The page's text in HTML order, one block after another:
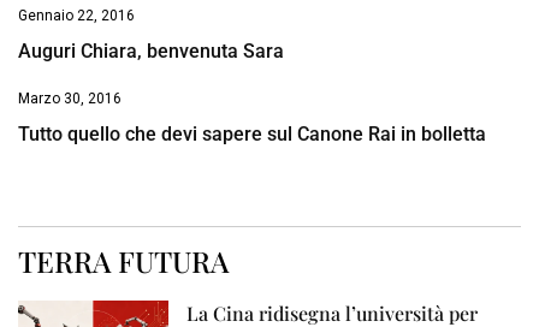
Gennaio 22, 2016
Auguri Chiara, benvenuta Sara
Marzo 30, 2016
Tutto quello che devi sapere sul Canone Rai in bolletta
TERRA FUTURA
La Cina ridisegna l’università per